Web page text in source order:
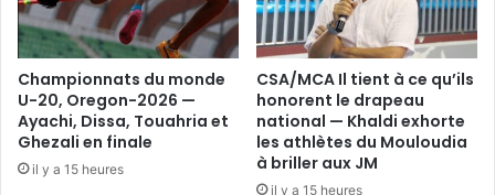
Championnats du monde
U-20, Oregon-2026 —
Ayachi, Dissa, Touahria et
Ghezali en finale
il y a 15 heures
CSA/MCA Il tient à ce qu’ils
honorent le drapeau
national — Khaldi exhorte
les athlètes du Mouloudia
à briller aux JM
il y a 15 heures